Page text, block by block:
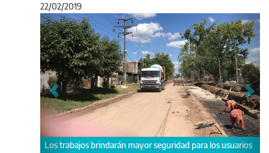
22/02/2019
brindarán mayor seguridad para los usuarios
Anterior